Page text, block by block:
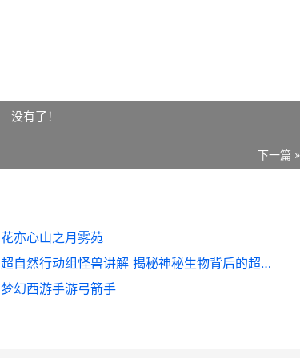
没有了！
下一篇 »
花亦心山之月雾苑
超自然行动组怪兽讲解 揭秘神秘生物背后的超自然行动组怪兽之谜
梦幻西游手游弓箭手